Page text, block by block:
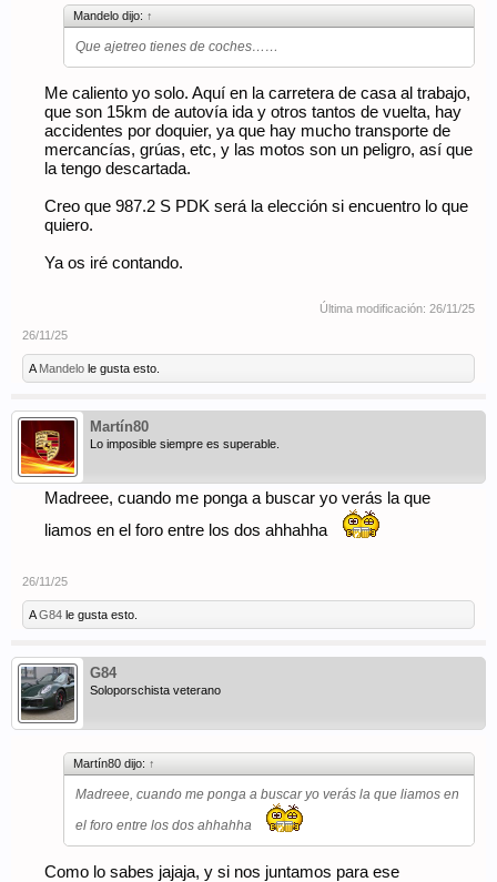
Mandelo dijo: ↑
Que ajetreo tienes de coches……
Me caliento yo solo. Aquí en la carretera de casa al trabajo,
que son 15km de autovía ida y otros tantos de vuelta, hay
accidentes por doquier, ya que hay mucho transporte de
mercancías, grúas, etc, y las motos son un peligro, así que
la tengo descartada.
Creo que 987.2 S PDK será la elección si encuentro lo que
quiero.
Ya os iré contando.
Última modificación: 26/11/25
26/11/25
A Mandelo le gusta esto.
Martín80
Lo imposible siempre es superable.
Madreee, cuando me ponga a buscar yo verás la que
liamos en el foro entre los dos ahhahha
26/11/25
AG84 le gusta esto.
G84
Soloporschista veterano
Martín80 dijo: ↑
Madreee, cuando me ponga a buscar yo verás la que liamos en
el foro entre los dos ahhahha
Como lo sabes jajaja, y si nos juntamos para ese